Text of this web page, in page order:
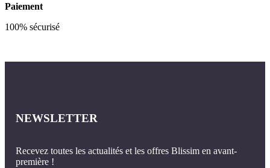
Paiement
100% sécurisé
NEWSLETTER
Recevez toutes les actualités et les offres Blissim en avant-
première !